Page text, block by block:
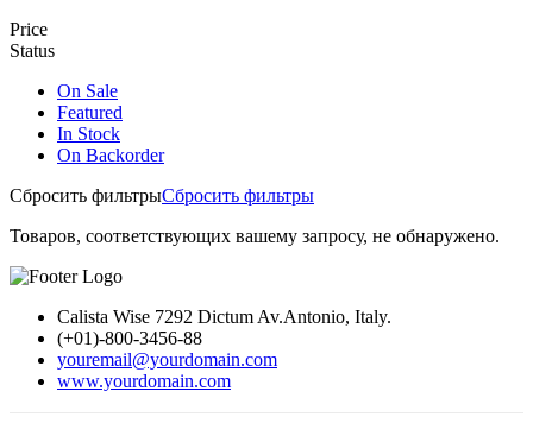
Price
Status
On Sale
Featured
In Stock
On Backorder
Сбросить фильтрыСбросить фильтры
Товаров, соответствующих вашему запросу, не обнаружено.
Calista Wise 7292 Dictum Av.Antonio, Italy.
(+01)-800-3456-88
youremail@yourdomain.com
www.yourdomain.com